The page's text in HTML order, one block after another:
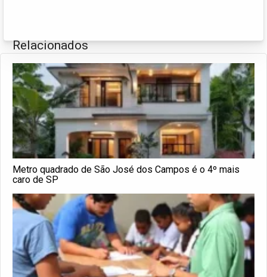
Relacionados
Metro quadrado de São José dos Campos é o 4º mais
caro de SP